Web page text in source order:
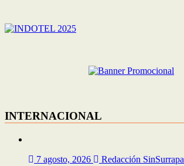
INTERNACIONAL
7 agosto, 2026 Redacción SinSurrapa